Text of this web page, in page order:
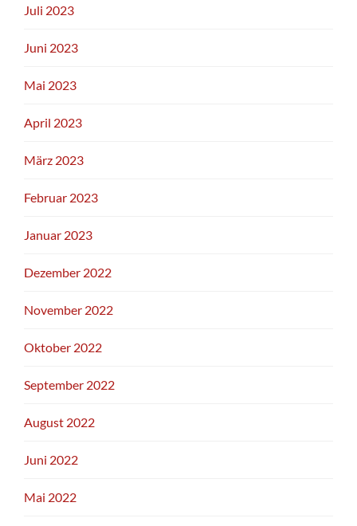
Juli 2023
Juni 2023
Mai 2023
April 2023
März 2023
Februar 2023
Januar 2023
Dezember 2022
November 2022
Oktober 2022
September 2022
August 2022
Juni 2022
Mai 2022